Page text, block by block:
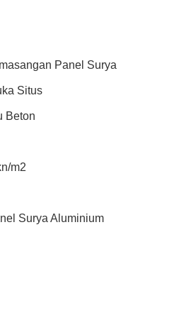
Panel Surya
Situs
Beton
m2
Surya Aluminium